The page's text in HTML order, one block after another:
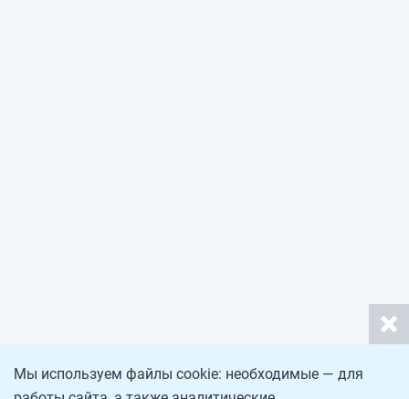
Мы используем файлы cookie: необходимые — для